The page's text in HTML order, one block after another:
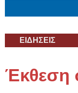
ΕΙΔΗΣΕΙΣ
Έκθεση